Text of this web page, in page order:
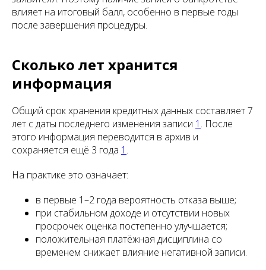
влияет на итоговый балл, особенно в первые годы
после завершения процедуры.
Сколько лет хранится
информация
Общий срок хранения кредитных данных составляет 7
лет с даты последнего изменения записи 1 . После
этого информация переводится в архив и
сохраняется ещё 3 года 1 .
На практике это означает:
в первые 1–2 года вероятность отказа выше;
при стабильном доходе и отсутствии новых
просрочек оценка постепенно улучшается;
положительная платёжная дисциплина со
временем снижает влияние негативной записи.